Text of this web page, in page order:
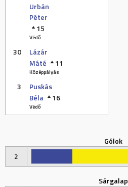
Urbán
Péter
15
Védő
30
Lázár
Máté
11
Középpályás
3
Puskás
Béla
16
Védő
Gólok
2
Sárgalap